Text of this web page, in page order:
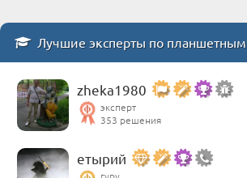
Лучшие эксперты по
zheka1980
эксперт
353 решения
етырий